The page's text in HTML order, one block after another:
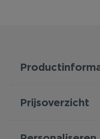
Prijsoverzicht